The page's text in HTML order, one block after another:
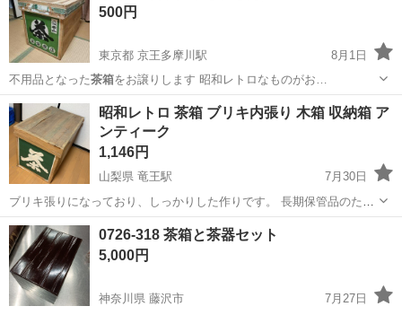
500円
東京都 京王多摩川駅
8月1日
不用品となった茶箱をお譲りします 昭和レトロなものがお…
東京 調布市 京王多摩川駅 その他 茶箱
昭和レトロ 茶箱 ブリキ内張り 木箱 収納箱 ア
ンティーク
1,146円
山梨県 竜王駅
7月30日
ブリキ張りになっており、しっかりした作りです。 長期保管品のため
中の匂い・傷・汚れ・シミ・経年劣化があります。 収納箱、インテリ
ア、ガーデニング、キャンプ用品の収納などにいかがでしょうか。 現
状渡しとなります。
山梨 甲斐市 収納家具 ブリキ
0726-318 茶箱と茶器セット
5,000円
神奈川県 藤沢市
7月27日